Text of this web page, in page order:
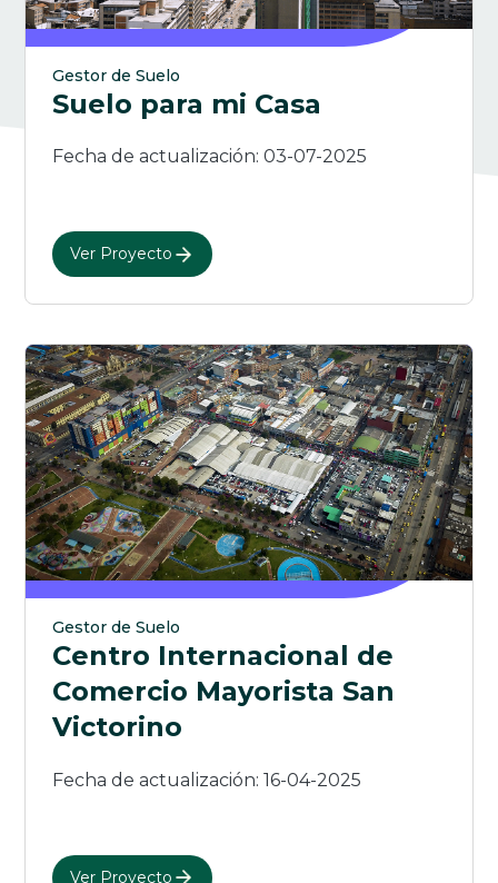
Gestor de Suelo
Suelo para mi Casa
Fecha de actualización: 03-07-2025
Ver Proyecto
Gestor de Suelo
Centro Internacional de
Comercio Mayorista San
Victorino
Fecha de actualización: 16-04-2025
Ver Proyecto